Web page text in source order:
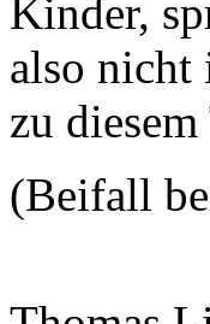
Kinder,
also nicht
zu
(Beifall